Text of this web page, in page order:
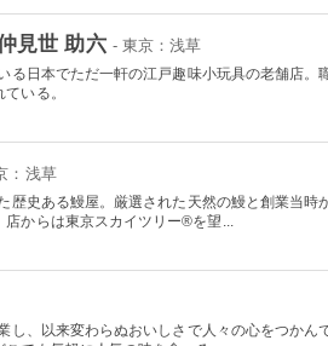
見世 助六 - 東京：浅草
る日本でただ一軒の江戸趣味小玩具の老舗店。
いる。
：浅草
歴史ある鰻屋。厳選された天然の鰻と創業当時
店からは東京スカイツリー®を望...
し、以来変わらぬおいしさで人々の心をつかん